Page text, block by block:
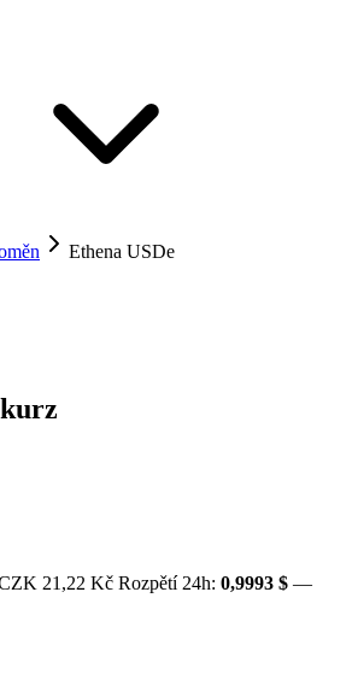
Ethena USDe
21,22 Kč Rozpětí 24h: 0,9993 $ —